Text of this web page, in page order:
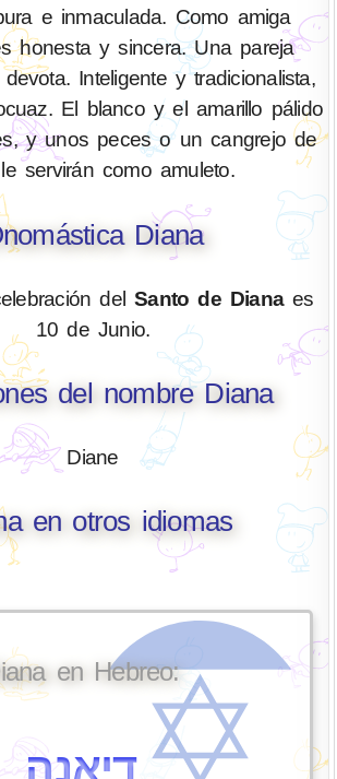
e inmaculada. Como amiga
honesta y sincera. Una pareja
Inteligente y tradicionalista,
El blanco y el amarillo pálido
y unos peces o un cangrejo de
servirán como amuleto.
Diana
delSanto de Dianaes
10 de Junio.
del nombre Diana
Diane
en otros idiomas
en Hebreo:
דיאנה